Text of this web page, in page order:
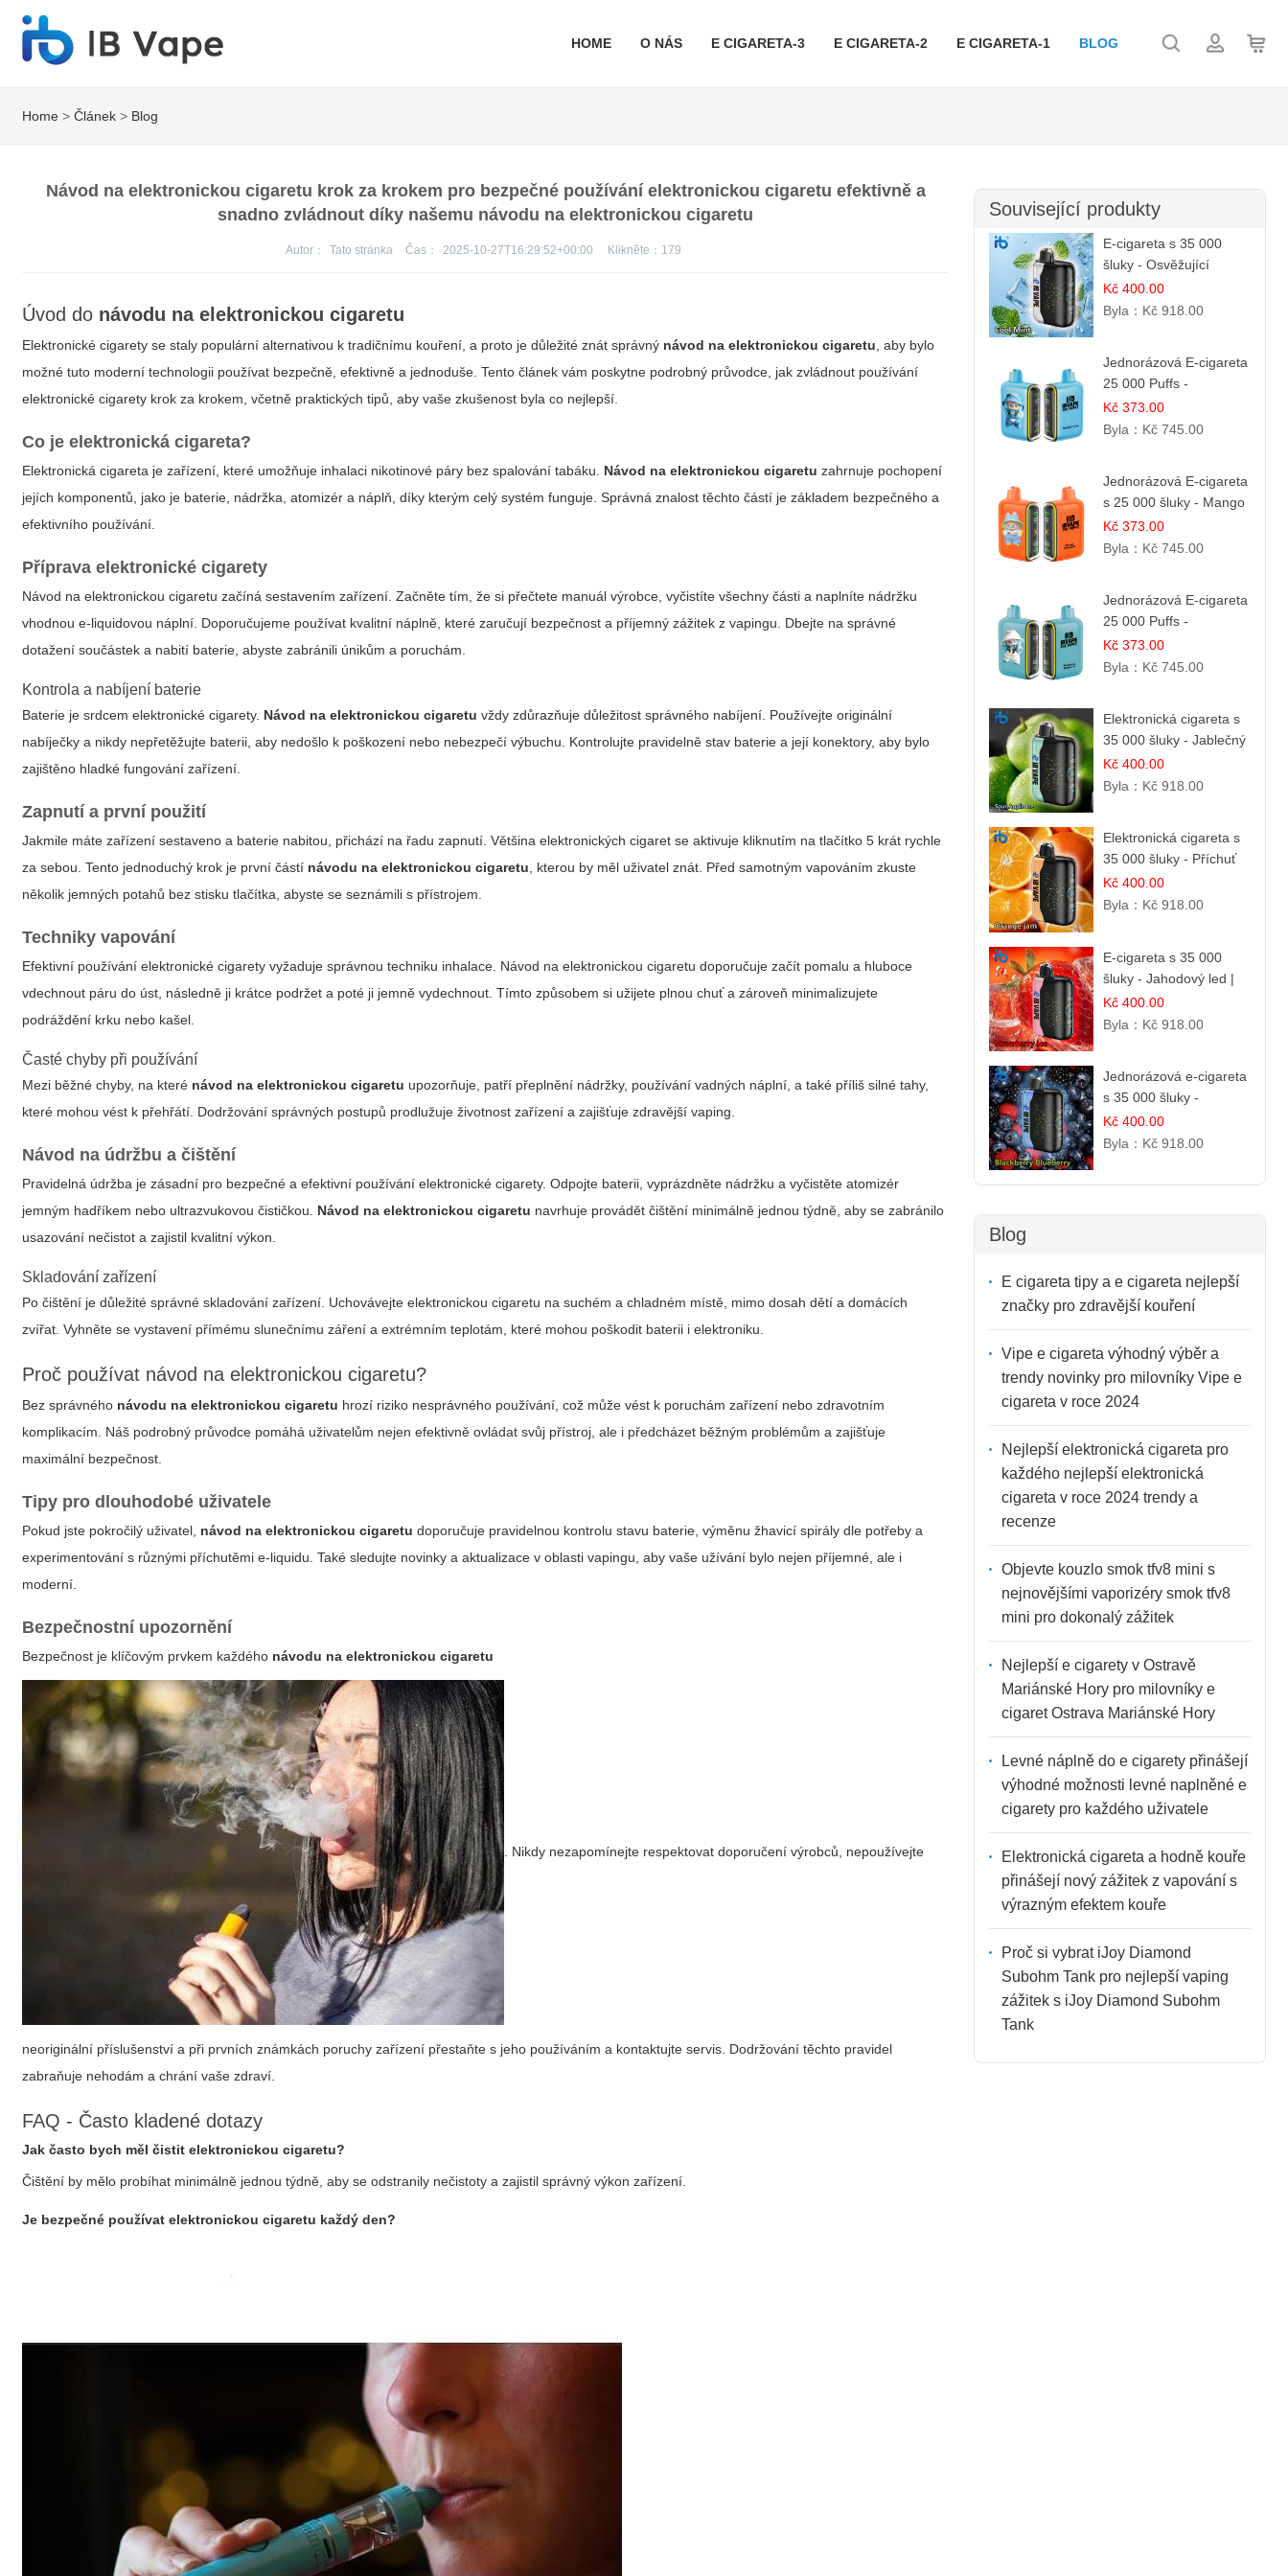
HOME O NÁS E CIGARETA-3 E CIGARETA-2 E CIGARETA-1 BLOG
Home >Článek > Blog
Návod na elektronickou cigaretu krok za krokem pro bezpečné používání elektronickou cigaretu efektivně a
snadno zvládnout díky našemu návodu na elektronickou cigaretu
Autor： Tato stránka Čas： 2025-10-27T16:29:52+00:00 Klikněte： 179
Úvod do návodu na elektronickou cigaretu
Elektronické cigarety se staly populární alternativou k tradičnímu kouření, a proto je důležité znát správný návod na elektronickou cigaretu , aby bylo
možné tuto moderní technologii používat bezpečně, efektivně a jednoduše. Tento článek vám poskytne podrobný průvodce, jak zvládnout používání
elektronické cigarety krok za krokem, včetně praktických tipů, aby vaše zkušenost byla co nejlepší.
Co je elektronická cigareta?
Elektronická cigareta je zařízení, které umožňuje inhalaci nikotinové páry bez spalování tabáku. Návod na elektronickou cigaretu zahrnuje pochopení
jejích komponentů, jako je baterie, nádržka, atomizér a náplň, díky kterým celý systém funguje. Správná znalost těchto částí je základem bezpečného a
efektivního používání.
Příprava elektronické cigarety
Návod na elektronickou cigaretu začíná sestavením zařízení. Začněte tím, že si přečtete manuál výrobce, vyčistíte všechny části a naplníte nádržku
vhodnou e-liquidovou náplní. Doporučujeme používat kvalitní náplně, které zaručují bezpečnost a příjemný zážitek z vapingu. Dbejte na správné
dotažení součástek a nabití baterie, abyste zabránili únikům a poruchám.
Kontrola a nabíjení baterie
Baterie je srdcem elektronické cigarety. Návod na elektronickou cigaretu vždy zdůrazňuje důležitost správného nabíjení. Používejte originální
nabíječky a nikdy nepřetěžujte baterii, aby nedošlo k poškození nebo nebezpečí výbuchu. Kontrolujte pravidelně stav baterie a její konektory, aby bylo
zajištěno hladké fungování zařízení.
Zapnutí a první použití
Jakmile máte zařízení sestaveno a baterie nabitou, přichází na řadu zapnutí. Většina elektronických cigaret se aktivuje kliknutím na tlačítko 5 krát rychle
za sebou. Tento jednoduchý krok je první částí návodu na elektronickou cigaretu , kterou by měl uživatel znát. Před samotným vapováním zkuste
několik jemných potahů bez stisku tlačítka, abyste se seznámili s přístrojem.
Techniky vapování
Efektivní používání elektronické cigarety vyžaduje správnou techniku inhalace. Návod na elektronickou cigaretu doporučuje začít pomalu a hluboce
vdechnout páru do úst, následně ji krátce podržet a poté ji jemně vydechnout. Tímto způsobem si užijete plnou chuť a zároveň minimalizujete
podráždění krku nebo kašel.
Časté chyby při používání
Mezi běžné chyby, na které návod na elektronickou cigaretu upozorňuje, patří přeplnění nádržky, používání vadných náplní, a také příliš silné tahy,
které mohou vést k přehřátí. Dodržování správných postupů prodlužuje životnost zařízení a zajišťuje zdravější vaping.
Návod na údržbu a čištění
Pravidelná údržba je zásadní pro bezpečné a efektivní používání elektronické cigarety. Odpojte baterii, vyprázdněte nádržku a vyčistěte atomizér
jemným hadříkem nebo ultrazvukovou čističkou. Návod na elektronickou cigaretu navrhuje provádět čištění minimálně jednou týdně, aby se zabránilo
usazování nečistot a zajistil kvalitní výkon.
Skladování zařízení
Po čištění je důležité správné skladování zařízení. Uchovávejte elektronickou cigaretu na suchém a chladném místě, mimo dosah dětí a domácích
zvířat. Vyhněte se vystavení přímému slunečnímu záření a extrémním teplotám, které mohou poškodit baterii i elektroniku.
Proč používat návod na elektronickou cigaretu?
Bez správného návodu na elektronickou cigaretu hrozí riziko nesprávného používání, což může vést k poruchám zařízení nebo zdravotním
komplikacím. Náš podrobný průvodce pomáhá uživatelům nejen efektivně ovládat svůj přístroj, ale i předcházet běžným problémům a zajišťuje
maximální bezpečnost.
Tipy pro dlouhodobé uživatele
Pokud jste pokročilý uživatel, návod na elektronickou cigaretu doporučuje pravidelnou kontrolu stavu baterie, výměnu žhavicí spirály dle potřeby a
experimentování s různými příchutěmi e-liquidu. Také sledujte novinky a aktualizace v oblasti vapingu, aby vaše užívání bylo nejen příjemné, ale i
moderní.
Bezpečnostní upozornění
Bezpečnost je klíčovým prvkem každého návodu na elektronickou cigaretu
. Nikdy nezapomínejte respektovat doporučení výrobců, nepoužívejte
neoriginální příslušenství a při prvních známkách poruchy zařízení přestaňte s jeho používáním a kontaktujte servis. Dodržování těchto pravidel
zabraňuje nehodám a chrání vaše zdraví.
FAQ - Často kladené dotazy
Jak často bych měl čistit elektronickou cigaretu?
Čištění by mělo probíhat minimálně jednou týdně, aby se odstranily nečistoty a zajistil správný výkon zařízení.
Je bezpečné používat elektronickou cigaretu každý den?
Související produkty
E-cigareta s 35 000
šluky - Osvěžující
mentol | Čistá a svěží
chuť
Kč 400.00
Byla： Kč 918.00
Jednorázová E-cigareta
25 000 Puffs -
Jahodová Zmrzlina |
Krémová sladká příchuť
Kč 373.00
Byla： Kč 745.00
Jednorázová E-cigareta
s 25 000 šluky - Mango
& Ananas | Exotická
ovocná směs
Kč 373.00
Byla： Kč 745.00
Jednorázová E-cigareta
25 000 Puffs -
Ostružina & Borůvka |
Lesní ovocná směs
Kč 373.00
Byla： Kč 745.00
Elektronická cigareta s
35 000 šluky - Jablečný
kyselý led | Osvěžující
kyselá jablka
Kč 400.00
Byla： Kč 918.00
Elektronická cigareta s
35 000 šluky - Příchuť
Pomerančový Džem |
Dlouhotrvající zážitek
Kč 400.00
Byla： Kč 918.00
E-cigareta s 35 000
šluky - Jahodový led |
Chladivá fresh příchuť
Kč 400.00
Byla： Kč 918.00
Jednorázová e-cigareta
s 35 000 šluky -
Ostružina & Borůvka |
Intenzivní lesní směs
Kč 400.00
Byla： Kč 918.00
Blog
E cigareta tipy a e cigareta nejlepší
značky pro zdravější kouření
Vipe e cigareta výhodný výběr a
trendy novinky pro milovníky Vipe e
cigareta v roce 2024
Nejlepší elektronická cigareta pro
každého nejlepší elektronická
cigareta v roce 2024 trendy a
recenze
Objevte kouzlo smok tfv8 mini s
nejnovějšími vaporizéry smok tfv8
mini pro dokonalý zážitek
Nejlepší e cigarety v Ostravě
Mariánské Hory pro milovníky e
cigaret Ostrava Mariánské Hory
Levné náplně do e cigarety přinášejí
výhodné možnosti levné naplněné e
cigarety pro každého uživatele
Elektronická cigareta a hodně kouře
přinášejí nový zážitek z vapování s
výrazným efektem kouře
Proč si vybrat iJoy Diamond
Subohm Tank pro nejlepší vaping
zážitek s iJoy Diamond Subohm
Tank